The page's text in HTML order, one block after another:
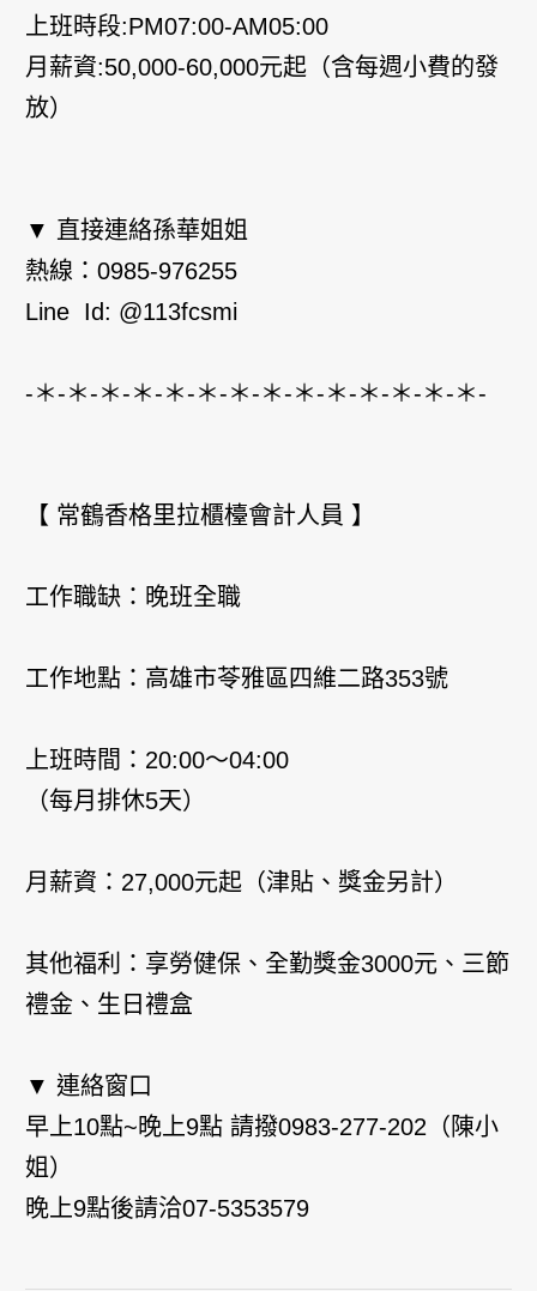
上班時段:PM07:00-AM05:00
月薪資:50,000-60,000元起（含每週小費的發
放）
▼ 直接連絡孫華姐姐
熱線：0985-976255
Line Id: @113fcsmi
-＊-＊-＊-＊-＊-＊-＊-＊-＊-＊-＊-＊-＊-＊-
【 常鶴香格里拉櫃檯會計人員 】
工作職缺：晚班全職
工作地點：高雄市苓雅區四維二路353號
上班時間：20:00～04:00
（每月排休5天）
月薪資：27,000元起（津貼、獎金另計）
其他福利：享勞健保、全勤獎金3000元、三節
禮金、生日禮盒
▼ 連絡窗口
早上10點~晚上9點 請撥0983-277-202（陳小
姐）
晚上9點後請洽07-5353579